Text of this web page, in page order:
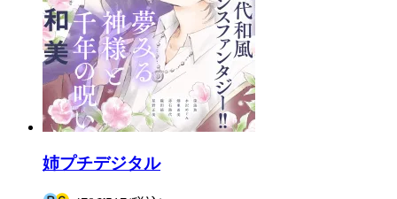
姉プチデジタル